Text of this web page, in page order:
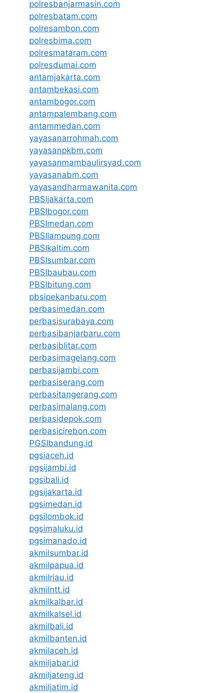
polresbanjarmasin.com
polresbatam.com
polresambon.com
polresbima.com
polresmataram.com
polresdumai.com
antamjakarta.com
antambekasi.com
antambogor.com
antampalembang.com
antammedan.com
yayasanarrohmah.com
yayasanpkbm.com
yayasanmambaulirsyad.com
yayasanabm.com
yayasandharmawanita.com
PBSIjakarta.com
PBSIbogor.com
PBSImedan.com
PBSIlampung.com
PBSIkaltim.com
PBSIsumbar.com
PBSIbaubau.com
PBSIbitung.com
pbsipekanbaru.com
perbasimedan.com
perbasisurabaya.com
perbasibanjarbaru.com
perbasiblitar.com
perbasimagelang.com
perbasijambi.com
perbasiserang.com
perbasitangerang.com
perbasimalang.com
perbasidepok.com
perbasicirebon.com
PGSIbandung.id
pgsiaceh.id
pgsijambi.id
pgsibali.id
pgsijakarta.id
pgsimedan.id
pgsilombok.id
pgsimaluku.id
pgsimanado.id
akmilsumbar.id
akmilpapua.id
akmilriau.id
akmilntt.id
akmilkalbar.id
akmilkalsel.id
akmilbali.id
akmilbanten.id
akmilaceh.id
akmiljabar.id
akmiljateng.id
akmiljatim.id